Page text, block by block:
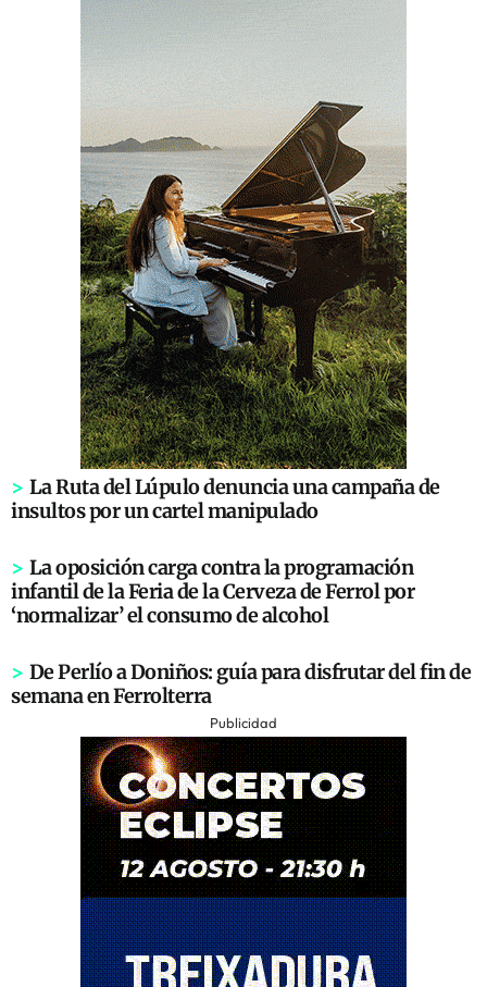
> La Ruta del Lúpulo denuncia una campaña de
insultos por un cartel manipulado
> La oposición carga contra la programación
infantil de la Feria de la Cerveza de Ferrol por
‘normalizar’ el consumo de alcohol
> De Perlío a Doniños: guía para disfrutar del fin de
semana en Ferrolterra
Publicidad